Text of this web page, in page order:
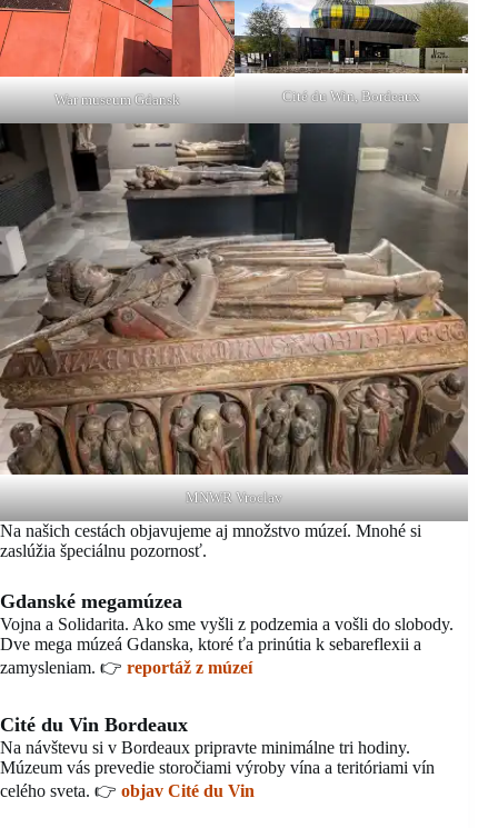
War museum Gdansk Cité du Win, Bordeaux
MNWR Vroclav
Na našich cestách objavujeme aj množstvo múzeí. Mnohé si
zaslúžia špeciálnu pozornosť.
Gdanské megamúzea
Vojna a Solidarita. Ako sme vyšli z podzemia a vošli do slobody.
Dve mega múzeá Gdanska, ktoré ťa prinútia k sebareflexii a
zamysleniam. 👉 reportáž z múzeí
Cité du Vin Bordeaux
Na návštevu si v Bordeaux pripravte minimálne tri hodiny.
Múzeum vás prevedie storočiami výroby vína a teritóriami vín
celého sveta. 👉 objav Cité du Vin